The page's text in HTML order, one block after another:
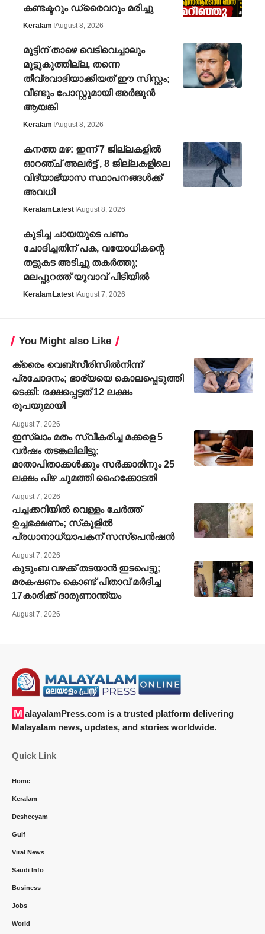
കണ്ടക്ടറും ഡ്രൈവറും മരിച്ചു
Keralam August 8, 2026
മുട്ടിന് താഴെ വെടിവെച്ചാലും
മുട്ടുകുത്തില്ല, തന്നെ
തീവ്രവാദിയാക്കിയത് ഈ സിസ്റ്റം;
വീണ്ടും പോസ്റ്റുമായി അർജുൻ
ആയങ്കി
Keralam August 8, 2026
കനത്ത മഴ: ഇന്ന് 7 ജില്ലകളിൽ
ഓറഞ്ച് അലർ‌ട്ട് , 8 ജില്ലകളിലെ
വിദ്യാഭ്യാസ സ്ഥാപനങ്ങൾക്ക്
അവധി
KeralamLatest August 8, 2026
കുടിച്ച ചായയുടെ പണം
ചോദിച്ചതിന് പക, വയോധികന്റെ
തട്ടുകട അടിച്ചു തകർത്തു;
മലപ്പുറത്ത് യുവാവ് പിടിയിൽ
KeralamLatest August 7, 2026
You Might also Like
ക്രൈം വെബ്സീരിസിൽനിന്ന്
പ്രചോദനം; ഭാര്യയെ കൊലപ്പെടുത്തി
ടെക്കി: രക്ഷപ്പെട്ടത് 12 ലക്ഷം
രൂപയുമായി
August 7, 2026
ഇസ്‍ലാം മതം സ്വീകരിച്ച മക്കളെ 5
വർഷം തടങ്കലിലിട്ടു;
മാതാപിതാക്കൾക്കും സർക്കാരിനും 25
ലക്ഷം പിഴ ചുമത്തി ഹൈക്കോടതി
August 7, 2026
പച്ചക്കറിയില്‍ വെള്ളം ചേര്‍ത്ത്
ഉച്ചഭക്ഷണം; സ്‌കൂളില്‍
പ്രധാനാധ്യാപകന് സസ്‌പെന്‍ഷന്‍
August 7, 2026
കുടുംബ വഴക്ക് തടയാന്‍ ഇടപെട്ടു;
മരകഷണം കൊണ്ട് പിതാവ് മർദിച്ച
17കാരിക്ക് ദാരുണാന്ത്യം
August 7, 2026
MalayalamPress.com is a trusted platform delivering
Malayalam news, updates, and stories worldwide.
Quick Link
Home
Keralam
Desheeyam
Gulf
Viral News
Saudi Info
Business
Jobs
World